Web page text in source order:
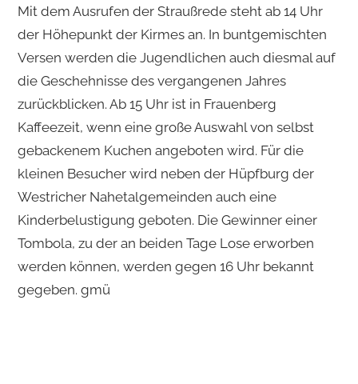
Mit dem Ausrufen der Straußrede steht ab 14 Uhr
der Höhepunkt der Kirmes an. In buntgemischten
Versen werden die Jugendlichen auch diesmal auf
die Geschehnisse des vergangenen Jahres
zurückblicken. Ab 15 Uhr ist in Frauenberg
Kaffeezeit, wenn eine große Auswahl von selbst
gebackenem Kuchen angeboten wird. Für die
kleinen Besucher wird neben der Hüpfburg der
Westricher Nahetalgemeinden auch eine
Kinderbelustigung geboten. Die Gewinner einer
Tombola, zu der an beiden Tage Lose erworben
werden können, werden gegen 16 Uhr bekannt
gegeben. gmü